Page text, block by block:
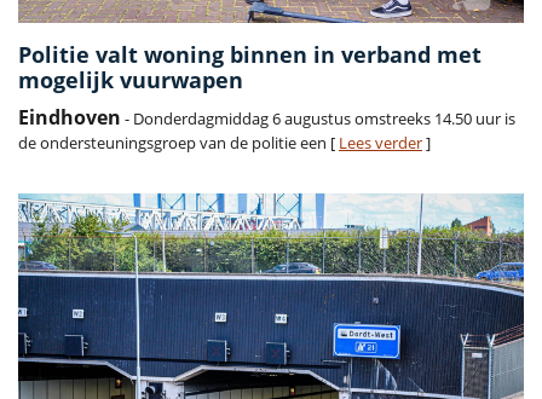
Politie valt woning binnen in verband met
mogelijk vuurwapen
Eindhoven - Donderdagmiddag 6 augustus omstreeks 14.50 uur is
de ondersteuningsgroep van de politie een [ Lees verder]